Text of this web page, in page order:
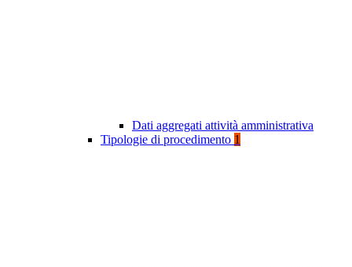
Dati aggregati attività amministrativa
Tipologie di procedimento 1